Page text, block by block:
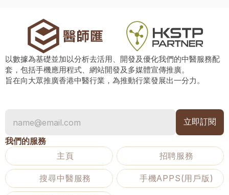
以數據為基礎並加以分析去活用、開發及優化我們的中醫服務配
套，包括手機應用程式、網站開發及多媒體宣傳推廣。
旨在向大眾推廣香港中醫行業，為推動行業發展出一分力。
我們的服務
主頁
招聘服務
搜尋中醫服務 手機APPS(用戶版)